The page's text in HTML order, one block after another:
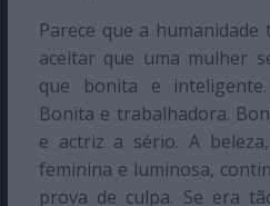
Parece que a humanidade
aceitar que uma mulher
que bonita e
Bonita e trabalhadora.
e actriz a sério. A
feminina e luminosa,
prova de culpa. Se era